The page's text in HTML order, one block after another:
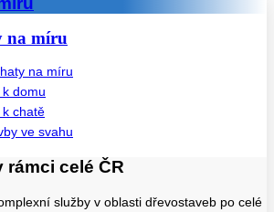
na míru
na míru
domu
k chatě
ve svahu
rámci celé ČR
služby v oblasti dřevostaveb po celé